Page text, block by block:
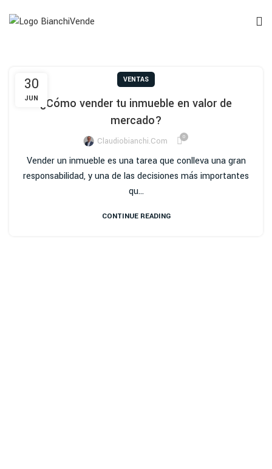
30
JUN
VENTAS
¿Cómo vender tu inmueble en valor de
mercado?
Claudiobianchi.com 0
Vender un inmueble es una tarea que conlleva una gran
responsabilidad, y una de las decisiones más importantes
qu...
CONTINUE READING